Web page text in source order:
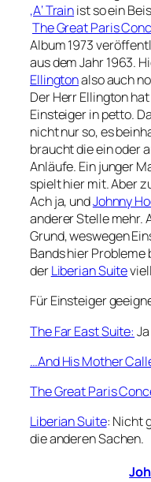
‚A‘ Trainist so ein
The Great Paris
Album 1973
aus dem Jahr 1963.
Ellingtonalso auch
Der Herr Ellington
Einsteiger in petto.
nicht nur so, es
braucht die ein oder
Anläufe. Ein junger
spielt hier mit. Aber
Ach ja, undJohnny
anderer Stelle mehr.
Grund, weswegen
Bands hier
derLiberian Suite
Für Einsteiger
The Far East Suite: Ja
…And His Mother
The Great Paris
Liberian Suite: Nicht
die anderen Sachen.